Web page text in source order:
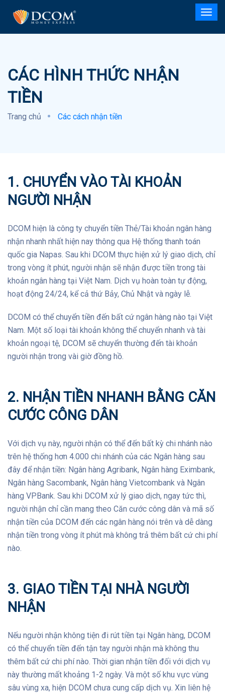
CÁC HÌNH THỨC NHẬN
TIỀN
Trang chủ Các cách nhận tiền
1. CHUYỂN VÀO TÀI KHOẢN
NGƯỜI NHẬN
DCOM hiện là công ty chuyển tiền Thẻ/Tài khoản ngân hàng
nhận nhanh nhất hiện nay thông qua Hệ thống thanh toán
quốc gia Napas. Sau khi DCOM thực hiện xử lý giao dịch, chỉ
trong vòng ít phút, người nhận sẽ nhận được tiền trong tài
khoản ngân hàng tại Việt Nam. Dịch vụ hoàn toàn tự động,
hoạt động 24/24, kể cả thứ Bảy, Chủ Nhật và ngày lễ.
DCOM có thể chuyển tiền đến bất cứ ngân hàng nào tại Việt
Nam. Một số loại tài khoản không thể chuyển nhanh và tài
khoản ngoại tệ, DCOM sẽ chuyển thường đến tài khoản
người nhận trong vài giờ đồng hồ.
2. NHẬN TIỀN NHANH BẰNG CĂN
CƯỚC CÔNG DÂN
Với dịch vụ này, người nhận có thể đến bất kỳ chi nhánh nào
trên hệ thống hơn 4.000 chi nhánh của các Ngân hàng sau
đây để nhận tiền: Ngân hàng Agribank, Ngân hàng Eximbank,
Ngân hàng Sacombank, Ngân hàng Vietcombank và Ngân
hàng VPBank. Sau khi DCOM xử lý giao dịch, ngay tức thì,
người nhận chỉ cần mang theo Căn cước công dân và mã số
nhận tiền của DCOM đến các ngân hàng nói trên và dễ dàng
nhận tiền trong vòng ít phút mà không trả thêm bất cứ chi phí
nào.
3. GIAO TIỀN TẠI NHÀ NGƯỜI
NHẬN
Nếu người nhận không tiện đi rút tiền tại Ngân hàng, DCOM
có thể chuyển tiền đến tận tay người nhận mà không thu
thêm bất cứ chi phí nào. Thời gian nhận tiền đối với dịch vụ
này thường mất khoảng 1-2 ngày. Và một số khu vực vùng
sâu vùng xa, hiện DCOM chưa cung cấp dịch vụ. Xin liên hệ